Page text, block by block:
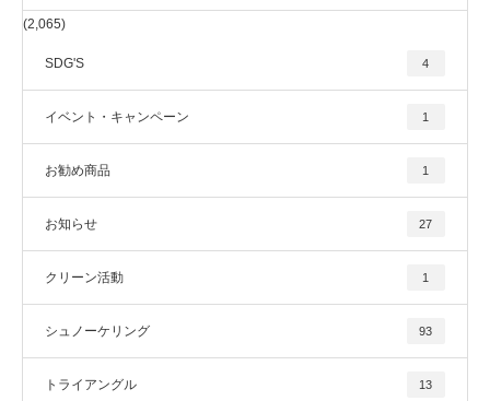
(2,065)
SDG'S 4
イベント・キャンペーン 1
お勧め商品 1
お知らせ 27
クリーン活動 1
シュノーケリング 93
トライアングル 13